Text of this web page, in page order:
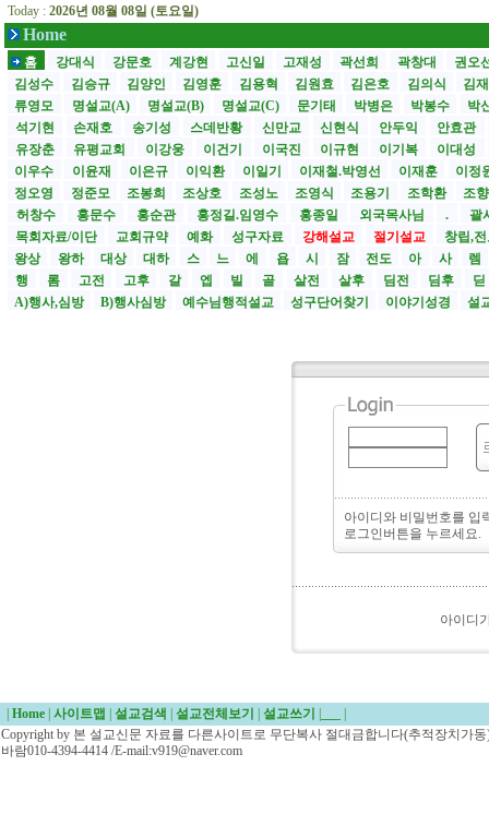
Today : 2026년 08월 08일 (토요일)
Home
홈 강대식 강문호 계강현 고신일 고재성 곽선희 곽창대
권오
김성수
김승규 김양인 김영훈 김용혁 김원효 김은호 김의식
김
류영모
명설교(A) 명설교(B) 명설교(C) 문기태 박병은 박봉수
박
석기현
손재호 송기성 스데반황 신만교 신현식 안두익
안효관
유장춘
유평교회 이강웅 이건기 이국진 이규현 이기복
이대성
이우수
이윤재 이은규 이익환 이일기 이재철.박영선 이재훈
이정
정오영
정준모 조봉희 조상호 조성노 조영식 조용기 조학환
조
허창수
홍문수 홍순관 홍정길.임영수 홍종일 외국목사님 .
괄
목회자료/이단
교회규약 예화 성구자료 강해설교 절기설교
창립,
왕상
왕하 대상 대하 스 느 에 욥 시 잠 전도 아 사
렘
행
롬 고전 고후 갈 엡 빌 골 살전 살후 딤전 딤후
딛
A)행사,심방
B)행사심방 예수님행적설교 성구단어찾기 이야기성경 설
아이디와 비밀번호를 입
로그인버튼을 누르세요.
아이디
Home 사이트맵 설교검색 설교전체보기 설교쓰기
Copyright by 본 설교신문 자료를 다른사이트로 무단복사 절대금합니다(추적장치가
바람010-4394-4414 /E-mail:v919@naver.com